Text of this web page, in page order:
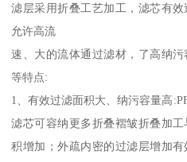
滤层采用折叠工艺加工，滤芯有
允许高流
速、大的流体通过滤材，了高纳
等特点:
1、有效过滤面积大、纳污容量高
滤芯可容纳更多折叠褶皱折叠加
积增加；外疏内密的过滤层增加